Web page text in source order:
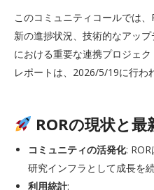
このコミュニティコールでは
新の進捗状況、技術的なアッ
における重要な連携プロジェ
レポートは、2026/5/19に行わ
RORの現状と最
コミュニティの活発化:
研究インフラとして成長を
利用統計: